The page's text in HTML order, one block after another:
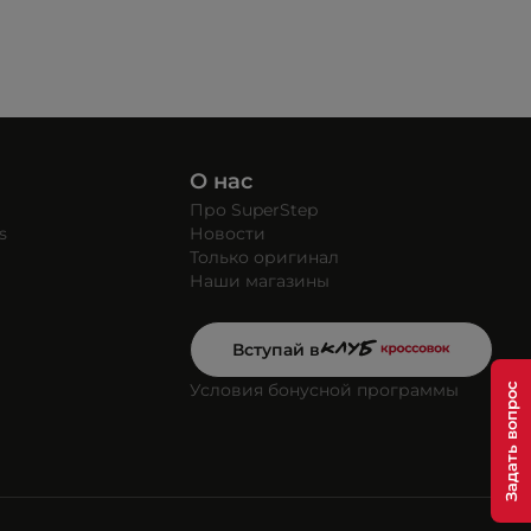
О нас
Про SuperStep
Новости
Только оригинал
Наши магазины
Вступай в
Условия бонусной программы